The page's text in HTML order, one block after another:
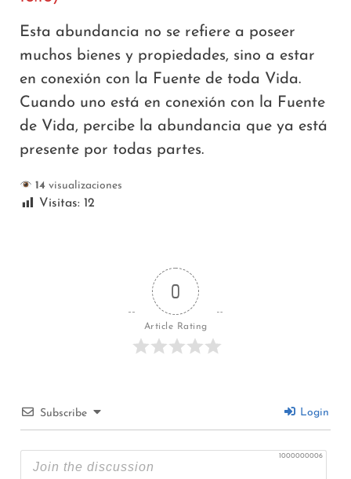
Esta abundancia no se refiere a poseer
muchos bienes y propiedades, sino a estar
en conexión con la Fuente de toda Vida.
Cuando uno está en conexión con la Fuente
de Vida, percibe la abundancia que ya está
presente por todas partes.
14visualizaciones
Visitas: 12
0
Article Rating
Subscribe Login
1000000006